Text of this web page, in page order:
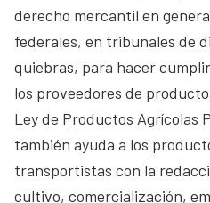
derecho mercantil en
federales, en tribunales de
quiebras, para hacer
los proveedores de
Ley de Productos Agrícolas
también ayuda a los
transportistas con la
cultivo, comercialización,